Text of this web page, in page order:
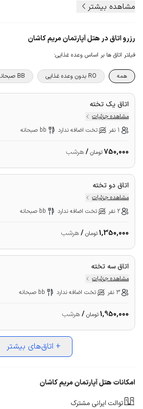
مشاهده بیشتر
رزرو اتاق در هتل آپارتمان مریم کاشان
فیلتر اتاق ها بر اساس وعده غذایی:
همه RO بدون وعده غذایی BB صبحانه
اتاق یک تخته
مشاهده جزئیات
1 نفر
تخت اضافه ندارد bb صبحانه
750,000تومان /هرشب
اتاق دو تخته
مشاهده جزئیات
2 نفر
تخت اضافه ندارد bb صبحانه
1,350,000تومان /هرشب
اتاق سه تخته
مشاهده جزئیات
3 نفر
تخت اضافه ندارد bb صبحانه
1,950,000تومان /هرشب
+ اتاق‌های بیشتر
امکانات هتل آپارتمان مریم کاشان
توالت ایرانی مشترک